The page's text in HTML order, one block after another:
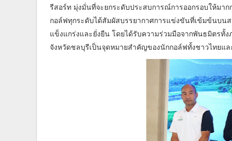
รีสอร์ท มุ่งมั่นที่จะยกระดับประสบการณ์การออกรอบให้มาก
กอล์ฟทุกระดับได้สัมผัสบรรยากาศการแข่งขันที่เข้มข้นบน
แข็งแกร่งและยั่งยืน โดยได้รับความร่วมมือจากพันธมิตรทั้
จังหวัดชลบุรีเป็นจุดหมายสำคัญของนักกอล์ฟทั้งชาวไทยแล